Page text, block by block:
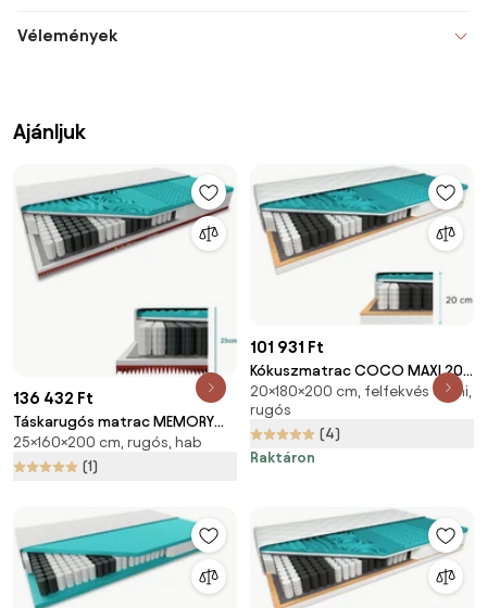
Vélemények
Ajánljuk
136 432 Ft
Táskarugós matrac MEMORY
EXTRAFLEX 25cm 160 x 200 cm
Matracvédő: Matracvédővel
25×160×200 cm, rugós, hab
(1)
101 931 Ft
Kókuszmatrac COCO MAXI 20
cm 180 x 200 cm Matracvédő:
Matracvédő nélkül
20×180×200 cm, felfekvés elleni,
rugós
(4)
Raktáron